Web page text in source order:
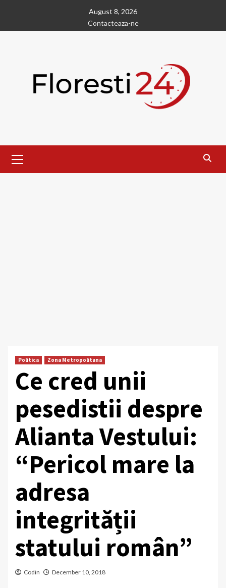
content
August 8, 2026
Contacteaza-ne
Menu
Politica Zona Metropolitana
Ce cred unii
pesedistii despre
Alianta Vestului:
“Pericol mare la
adresa
integrității
statului român”
Codin December 10, 2018